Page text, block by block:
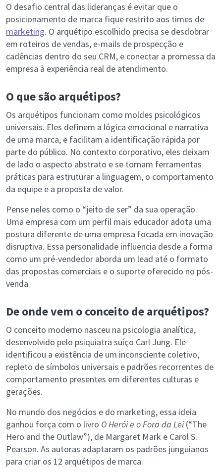
O desafio central das lideranças é evitar que o
posicionamento de marca fique restrito aos times de
marketing. O arquétipo escolhido precisa se desdobrar
em roteiros de vendas, e-mails de prospecção e
cadências dentro do seu CRM, e conectar a promessa da
empresa à experiência real de atendimento.
O que são arquétipos?
Os arquétipos funcionam como moldes psicológicos
universais. Eles definem a lógica emocional e narrativa
de uma marca, e facilitam a identificação rápida por
parte do público. No contexto corporativo, eles deixam
de lado o aspecto abstrato e se tornam ferramentas
práticas para estruturar a linguagem, o comportamento
da equipe e a proposta de valor.
Pense neles como o “jeito de ser” da sua operação.
Uma empresa com um perfil mais educador adota uma
postura diferente de uma empresa focada em inovação
disruptiva. Essa personalidade influencia desde a forma
como um pré-vendedor aborda um lead até o formato
das propostas comerciais e o suporte oferecido no pós-
venda.
De onde vem o conceito de arquétipos?
O conceito moderno nasceu na psicologia analítica,
desenvolvido pelo psiquiatra suíço Carl Jung. Ele
identificou a existência de um inconsciente coletivo,
repleto de símbolos universais e padrões recorrentes de
comportamento presentes em diferentes culturas e
gerações.
No mundo dos negócios e do marketing, essa ideia
ganhou força com o livro O Herói e o Fora da Lei(“The
Hero and the Outlaw”), de Margaret Mark e Carol S.
Pearson. As autoras adaptaram os padrões junguianos
para criar os 12 arquétipos de marca.